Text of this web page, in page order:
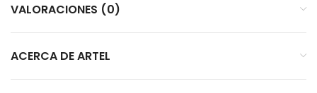
VALORACIONES (0)
ACERCA DE ARTEL